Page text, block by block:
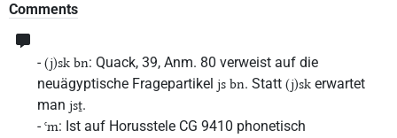
Comments
-(j)sk bn: Quack, 39, Anm. 80 verweist auf die
neuägyptische Fragepartikel js bn. Statt (j)sk erwartet
man jsṯ.
-ꜥm: Ist auf Horusstele CG 9410 phonetisch